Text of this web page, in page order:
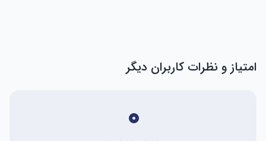
امتیاز و نظرات کاربران دیگر
۰